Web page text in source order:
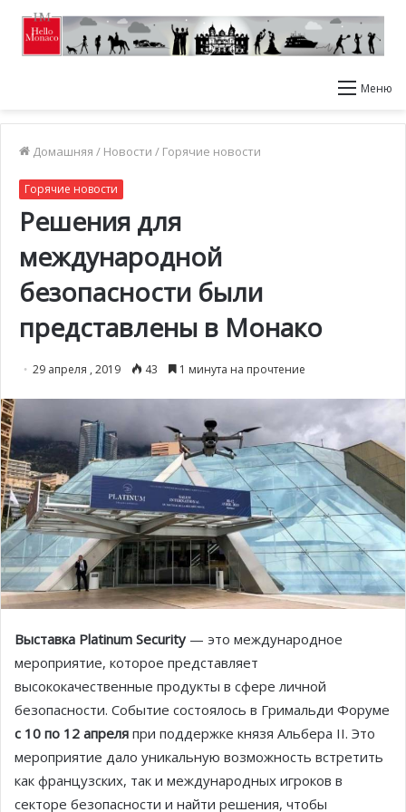
Меню
Домашняя / Новости / Горячие новости
Горячие новости
Решения для
международной
безопасности были
представлены в Монако
29 апреля , 2019 43 1 минута на прочтение
Выставка Platinum Security — это международное
мероприятие, которое представляет
высококачественные продукты в сфере личной
безопасности. Событие состоялось в Гримальди Форуме
с 10 по 12 апреля при поддержке князя Альбера II. Это
мероприятие дало уникальную возможность встретить
как французских, так и международных игроков в
секторе безопасности и найти решения, чтобы